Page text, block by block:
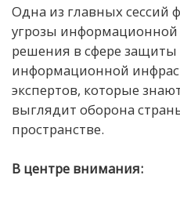
Одна из главных сессий
угрозы информационной
решения в сфере защиты
информационной
экспертов, которые
выглядит оборона
пространстве.
В центре внимания: